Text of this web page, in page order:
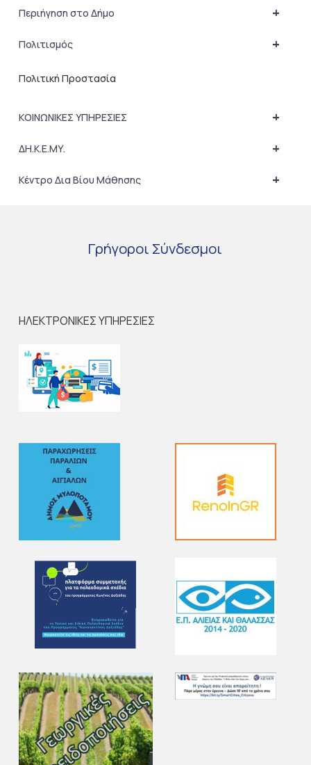
+
Περιήγηση στο Δήμο
+
Πολιτισμός
Πολιτική Προστασία
+
ΚΟΙΝΩΝΙΚΕΣ ΥΠΗΡΕΣΙΕΣ
+
ΔΗ.Κ.Ε.ΜΥ.
+
Κέντρο Δια Βίου Μάθησης
Γρήγοροι Σύνδεσμοι
ΗΛΕΚΤΡΟΝΙΚΕΣ ΥΠΗΡΕΣΙΕΣ